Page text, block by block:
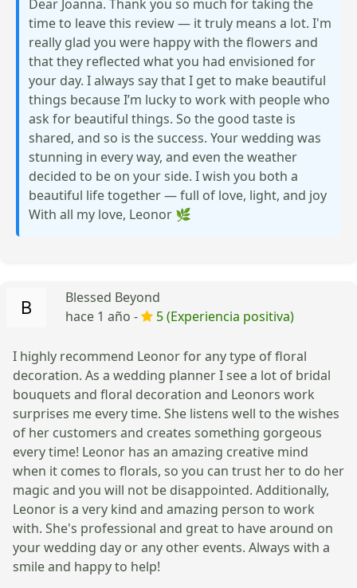
Dear Joanna. Thank you so much for taking the
time to leave this review — it truly means a lot. I'm
really glad you were happy with the flowers and
that they reflected what you had envisioned for
your day. I always say that I get to make beautiful
things because I’m lucky to work with people who
ask for beautiful things. So the good taste is
shared, and so is the success. Your wedding was
stunning in every way, and even the weather
decided to be on your side. I wish you both a
beautiful life together — full of love, light, and joy
With all my love, Leonor 🌿
Blessed Beyond
hace 1 año -
5 (Experiencia positiva)
I highly recommend Leonor for any type of floral
decoration. As a wedding planner I see a lot of bridal
bouquets and floral decoration and Leonors work
surprises me every time. She listens well to the wishes
of her customers and creates something gorgeous
every time! Leonor has an amazing creative mind
when it comes to florals, so you can trust her to do her
magic and you will not be disappointed. Additionally,
Leonor is a very kind and amazing person to work
with. She's professional and great to have around on
your wedding day or any other events. Always with a
smile and happy to help!